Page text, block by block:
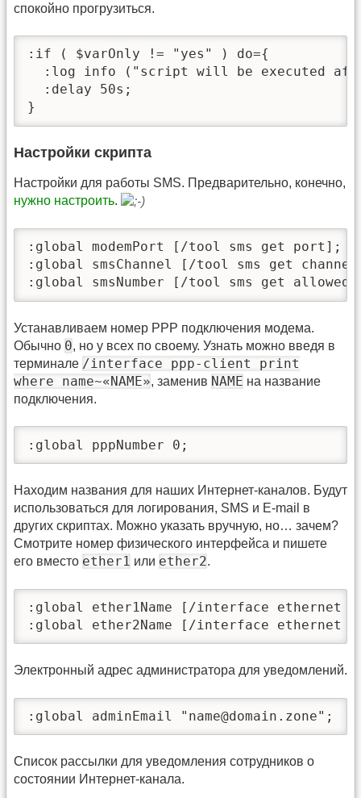
спокойно прогрузиться.
:if ( $varOnly != "yes" ) do={
:log info ("script will be executed
  :delay 50s;
}
Настройки скрипта
Настройки для работы SMS. Предварительно, конечно,
нужно настроить.
:global modemPort [/tool sms get port];
:global smsChannel [/tool sms get
:global smsNumber [/tool sms get allowed-
Устанавливаем номер PPP подключения модема.
Обычно 0, но у всех по своему. Узнать можно введя в
терминале /interface ppp-client print
where name~«NAME», заменив NAME на название
подключения.
:global pppNumber 0;
Находим названия для наших Интернет-каналов. Будут
использоваться для логирования, SMS и E-mail в
других скриптах. Можно указать вручную, но… зачем?
Смотрите номер физического интерфейса и пишете
его вместо ether1 или ether2.
:global ether1Name [/interface ethernet
:global ether2Name [/interface ethernet
Электронный адрес администратора для уведомлений.
:global adminEmail "name@domain.zone";
Список рассылки для уведомления сотрудников о
состоянии Интернет-канала.